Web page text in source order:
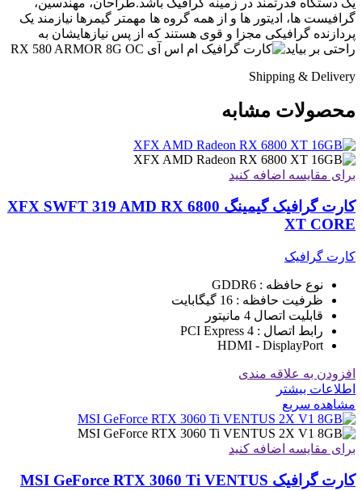
گرافیست ها، ادیتور ها و از همه گروه ها مهمتر گیمرها نیازمند یک
پردازنده گرافیکی مجزا و قوی هستند که از پس نیازهایشان به
راحتی بر بیاید
Shipping & Delivery
محصولات مشابه
برای مقایسه اضافه کنید
کارت گرافیک گیمینگ XFX SWFT 319 AMD RX 6800
XT CORE
کارت گرافیک
نوع حافظه : GDDR6
ظرفیت حافظه : 16 گیگابایت
قابلیت اتصال 4 مانیتور
رابط اتصال : PCI Express 4
HDMI - DisplayPort
افزودن به علاقه مندی
اطلاعات بیشتر
مشاهده سریع
برای مقایسه اضافه کنید
کارت گرافیک MSI GeForce RTX 3060 Ti VENTUS